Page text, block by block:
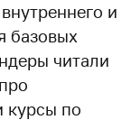
и
базовых
читали
курсы по